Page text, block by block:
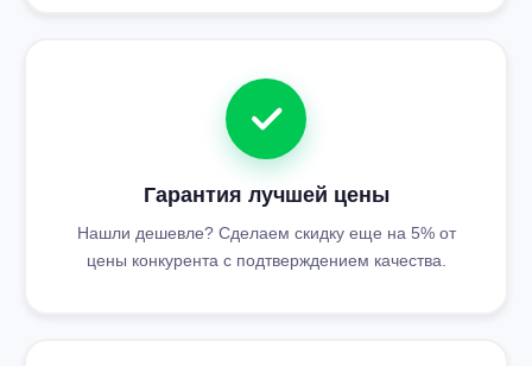
Гарантия лучшей цены
Нашли дешевле? Сделаем скидку еще на 5% от
цены конкурента с подтверждением качества.